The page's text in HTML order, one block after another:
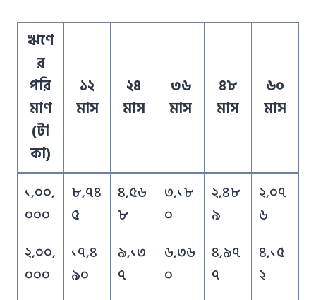
ঋণে
র
পরি
মাণ
(টা
কা)
১২
মাস
২৪
মাস
৩৬
মাস
৪৮
মাস
৬০
মাস
১,০০,
০০০
৮,৭৪
৫
৪,৫৬
৮
৩,১৮
০
২,৪৮
৯
২,০৭
৬
২,০০,
০০০
১৭,৪
৯০
৯,১৩
৭
৬,৩৬
০
৪,৯৭
৭
৪,১৫
২